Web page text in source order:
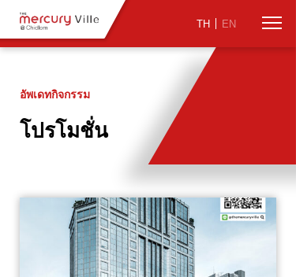
TH EN
อัพเดทกิจกรรม
โปรโมชั่น